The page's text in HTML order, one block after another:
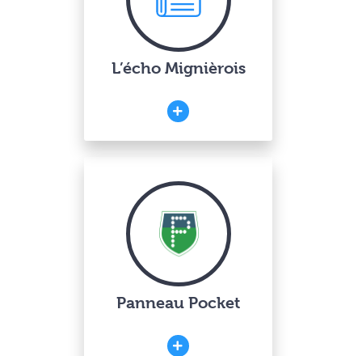
L’écho Mignièrois
Panneau Pocket